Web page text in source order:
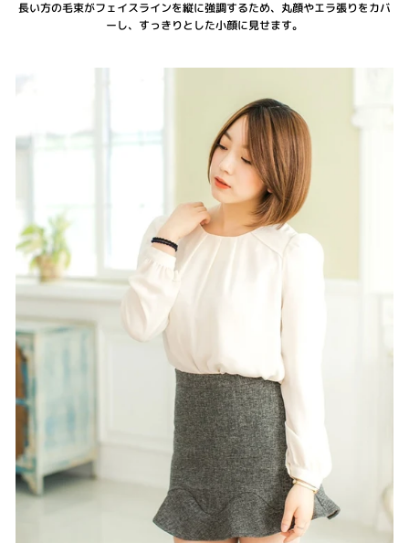
長い方の毛束がフェイスラインを縦に強調するため、丸顔やエラ張りをカバ
ーし、すっきりとした小顔に見せます。